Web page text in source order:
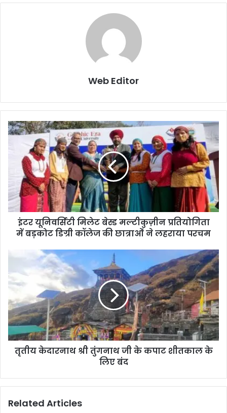
Web Editor
इंटर यूनिवर्सिटी मिलेट बेस्ड मल्टीकुज़ीन प्रतियोगिता
में बड़कोट डिग्री कॉलेज की छात्राओं ने लहराया परचम
तृतीय केदारनाथ श्री तुंगनाथ जी के कपाट शीतकाल के
लिए बंद
Related Articles